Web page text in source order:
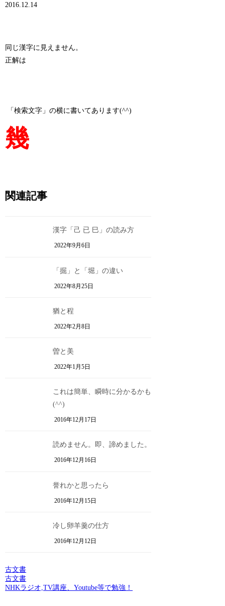
2016.12.14
同じ漢字に見えません。
正解は
「検索文字」の横に書いてあります(^^)
幾
関連記事
漢字「己 已 巳」の読み方
2022年9月6日
「掘」と「堀」の違い
2022年8月25日
猶と程
2022年2月8日
曽と美
2022年1月5日
これは簡単、瞬時に分かるかも
(^^)
2016年12月17日
読めません。即、諦めました。
2016年12月16日
誉れかと思ったら
2016年12月15日
冷し卵羊羹の仕方
2016年12月12日
古文書
古文書
NHKラジオ,TV講座、Youtube等で勉強！